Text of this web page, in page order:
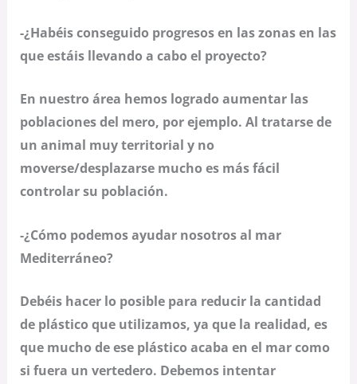
-¿Habéis conseguido progresos en las zonas en las
que estáis llevando a cabo el proyecto?
En nuestro área hemos logrado aumentar las
poblaciones del mero, por ejemplo. Al tratarse de
un animal muy territorial y no
moverse/desplazarse mucho es más fácil
controlar su población.
-¿Cómo podemos ayudar nosotros al mar
Mediterráneo?
Debéis hacer lo posible para reducir la cantidad
de plástico que utilizamos, ya que la realidad, es
que mucho de ese plástico acaba en el mar como
si fuera un vertedero. Debemos intentar